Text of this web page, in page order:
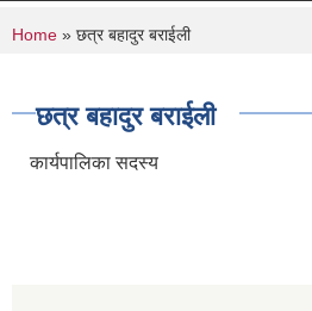
You are here
Home » छत्र बहादुर बराईली
छत्र बहादुर बराईली
कार्यपालिका सदस्य